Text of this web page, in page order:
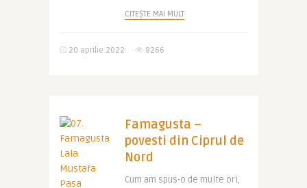
CITEȘTE MAI MULT
20 aprilie 2022 8266
Famagusta –
povesti din Ciprul de
Nord
Cum am spus-o de multe ori,